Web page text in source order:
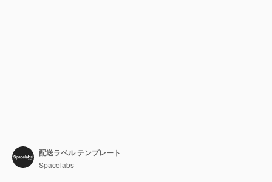
配送ラベル テンプレート
Spacelabs